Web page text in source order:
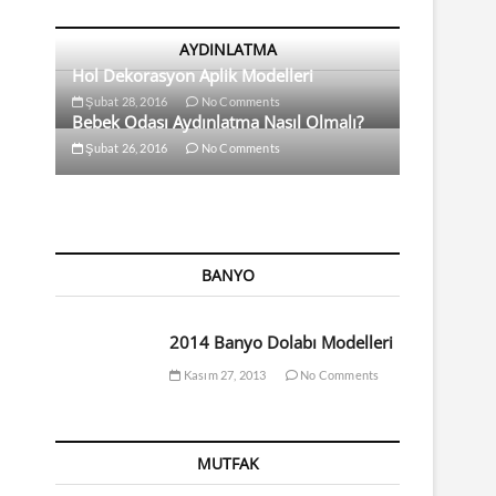
AYDINLATMA
Hol Dekorasyon Aplik Modelleri
Şubat 28, 2016 No Comments
Bebek Odası Aydınlatma Nasıl Olmalı?
Şubat 26, 2016 No Comments
BANYO
2014 Banyo Dolabı Modelleri
Kasım 27, 2013 No Comments
MUTFAK